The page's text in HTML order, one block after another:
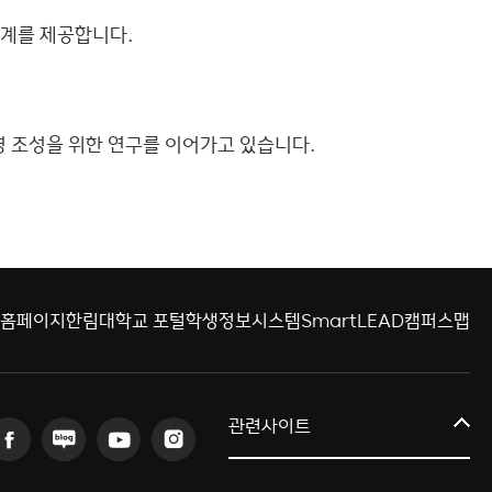
를 제공합니다.
성을 위한 연구를 이어가고 있습니다.
페이지한림대학교 포털학생정보시스템SmartLEAD캠퍼스맵
관련사이트
글로컬대학